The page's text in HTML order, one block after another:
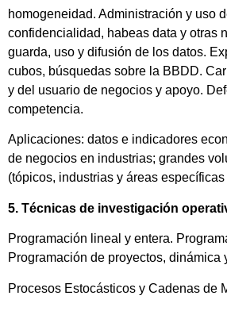
homogeneidad. Administración y uso
confidencialidad, habeas data y otras
guarda, uso y difusión de los datos.
cubos, búsquedas sobre la BBDD.
y del usuario de negocios y apoyo.
competencia.
Aplicaciones: datos e indicadores
de negocios en industrias; grandes
(tópicos, industrias y áreas
5. Técnicas de investigación
Programación lineal y entera.
Programación de proyectos, dinámica
Procesos Estocásticos y Cadenas de